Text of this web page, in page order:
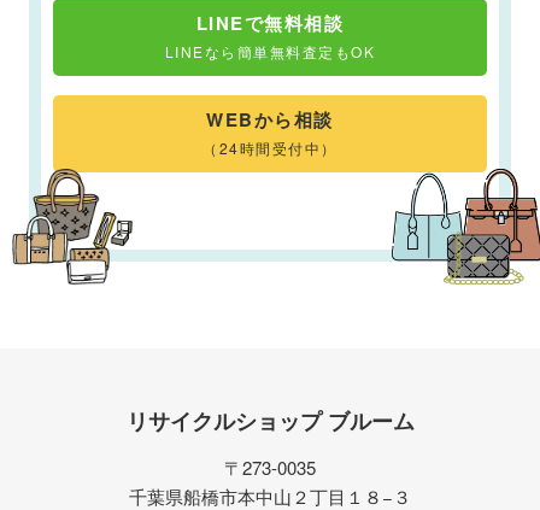
LINEで無料相談
LINEなら簡単無料査定もOK
WEBから相談
（24時間受付中）
リサイクルショップ ブルーム
〒273-0035
千葉県船橋市本中山２丁目１８−３